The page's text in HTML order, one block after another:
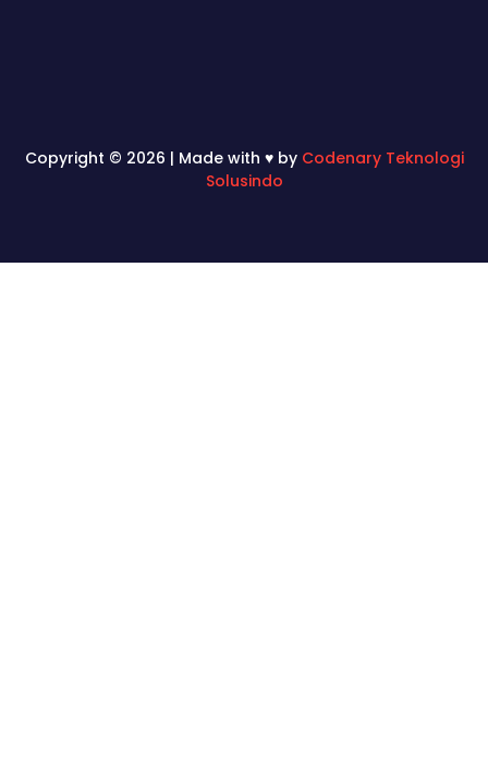
Copyright © 2026 | Made with ♥ by Codenary Teknologi
Solusindo